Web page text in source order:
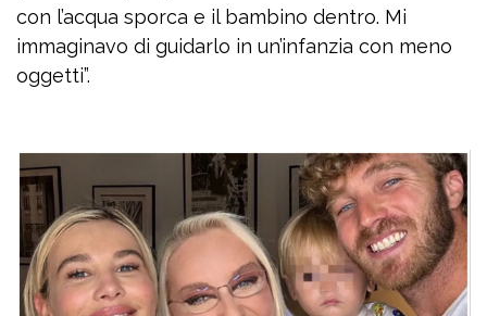
con l’acqua sporca e il bambino dentro. Mi
immaginavo di guidarlo in un’infanzia con meno
oggetti”.